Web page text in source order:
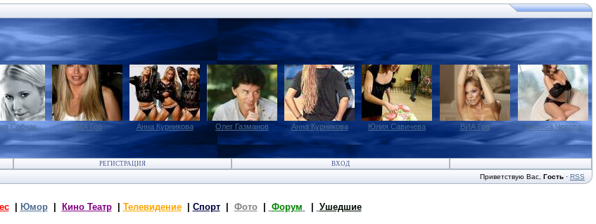
Собчак ВИА Гра Анна Курникова Олег Газманов Анна Курникова Юлия Савичева ВИА Гра Анфиса Чехова
РЕГИСТРАЦИЯ ВХОД
Приветствую Вас Гость · RSS
| Юмор| Кино Театр| Телевидение| Спорт| Фото| Форум Ушедшие